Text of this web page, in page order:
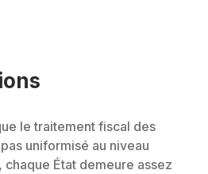
le traitement fiscal des
uniformisé au niveau
chaque État demeure assez